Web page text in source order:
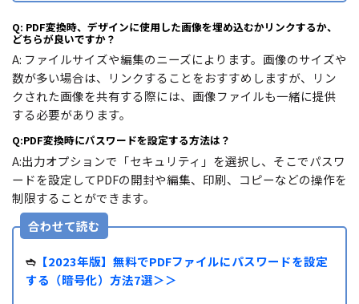
Q: PDF変換時、デザインに使用した画像を埋め込むかリンクするか、
どちらが良いですか？
A: ファイルサイズや編集のニーズによります。画像のサイズや
数が多い場合は、リンクすることをおすすめしますが、リン
クされた画像を共有する際には、画像ファイルも一緒に提供
する必要があります。
Q:PDF変換時にパスワードを設定する方法は？
A:出力オプションで「セキュリティ」を選択し、そこでパスワ
ードを設定してPDFの開封や編集、印刷、コピーなどの操作を
制限することができます。
合わせて読む
➬ 【2023年版】無料でPDFファイルにパスワードを設定
する（暗号化）方法7選＞＞